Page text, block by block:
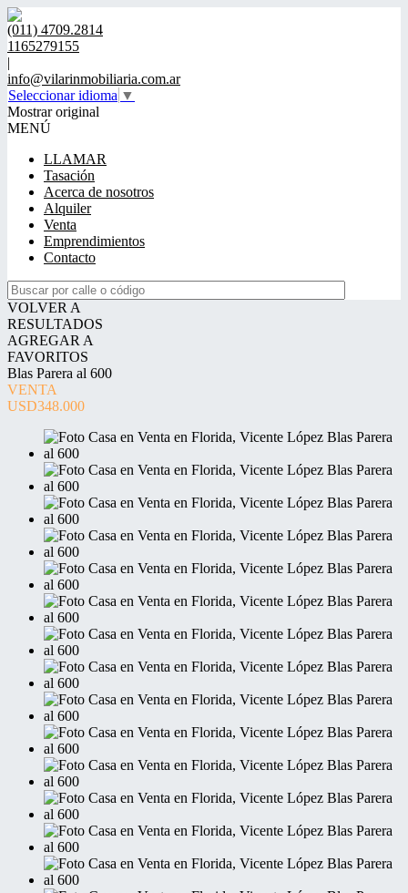
(011) 4709.2814
1165279155
|
info@vilarinmobiliaria.com.ar
Seleccionar idioma ▼
Mostrar original
MENÚ
LLAMAR
Tasación
Acerca de nosotros
Alquiler
Venta
Emprendimientos
Contacto
VOLVER A
RESULTADOS
AGREGAR A
FAVORITOS
Blas Parera al 600
VENTA
USD348.000